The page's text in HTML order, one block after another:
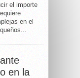
el importe
en el
en la